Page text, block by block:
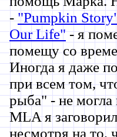
-"Pumpkin
Our Life"- я
помещу со
Иногда я даже
при всем том,
рыба" - не могла
MLA я
несмотря на то,